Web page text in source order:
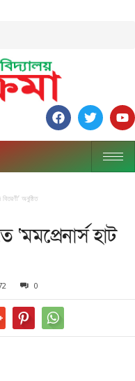
অনুষ্ঠিত
‘মমপ্রেনার্স হাট
0